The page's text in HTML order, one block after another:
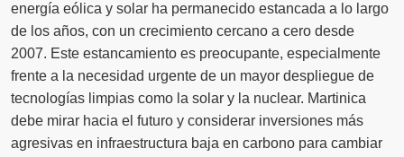
energía eólica y solar ha permanecido estancada a lo largo
de los años, con un crecimiento cercano a cero desde
2007. Este estancamiento es preocupante, especialmente
frente a la necesidad urgente de un mayor despliegue de
tecnologías limpias como la solar y la nuclear. Martinica
debe mirar hacia el futuro y considerar inversiones más
agresivas en infraestructura baja en carbono para cambiar